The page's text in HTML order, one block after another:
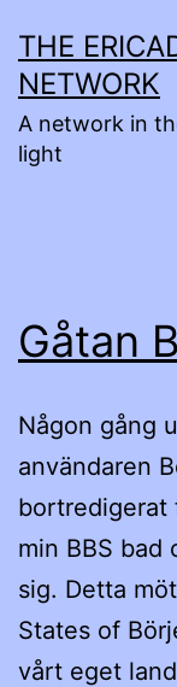
till
innehåll
THE
NETWORK
A network in
light
Gåtan
Någon gång
användaren
bortredigerat
min BBS
sig. Detta
States of
vårt eget